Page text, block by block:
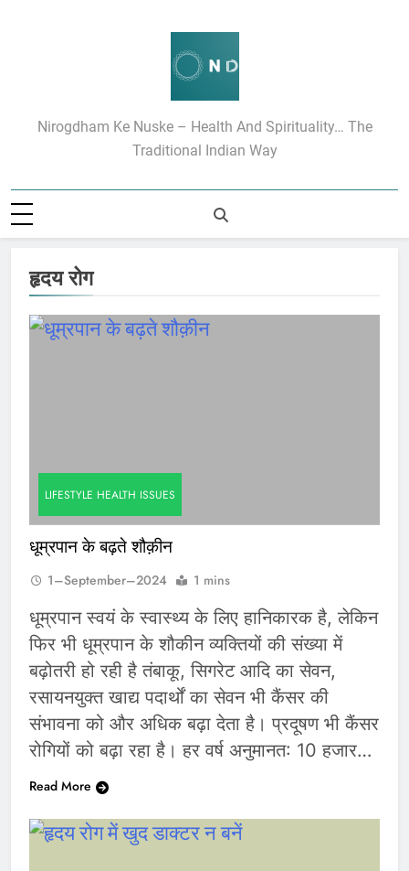
निरोगधाम के रामबाण उपचार
Nirogdham Ke Nuske – Health And Spirituality… The
Traditional Indian Way
हृदय रोग
LIFESTYLE HEALTH ISSUES
धूम्रपान के बढ़ते शौक़ीन
1–September–2024 1 mins
धूम्रपान स्वयं के स्वास्थ्य के लिए हानिकारक है, लेकिन
फिर भी धूम्रपान के शौकीन व्यक्तियों की संख्या में
बढ़ोतरी हो रही है तंबाकू, सिगरेट आदि का सेवन,
रसायनयुक्त खाद्य पदार्थों का सेवन भी कैंसर की
संभावना को और अधिक बढ़ा देता है। प्रदूषण भी कैंसर
रोगियों को बढ़ा रहा है। हर वर्ष अनुमानत: 10 हजार…
Read More